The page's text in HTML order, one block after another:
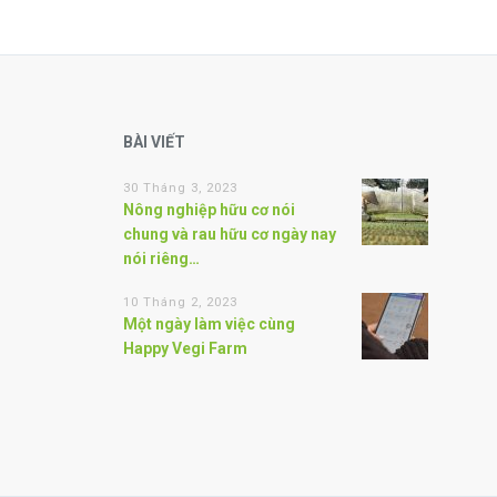
BÀI VIẾT
30 Tháng 3, 2023
Nông nghiệp hữu cơ nói
chung và rau hữu cơ ngày nay
nói riêng…
10 Tháng 2, 2023
Một ngày làm việc cùng
Happy Vegi Farm